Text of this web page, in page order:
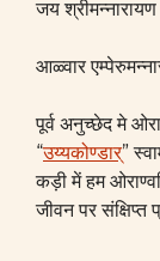
जय श्रीमन्नारायण
आळ्वार
पूर्व अनुच्छेद मे
“उय्यकोण्डार्”
कड़ी में हम
जीवन पर संक्षिप्त